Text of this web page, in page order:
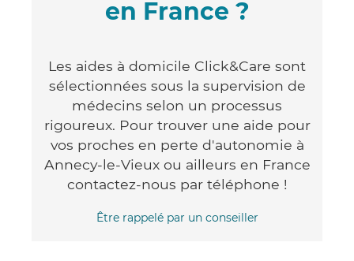
en France ?
Les aides à domicile Click&Care sont
sélectionnées sous la supervision de
médecins selon un processus
rigoureux. Pour trouver une aide pour
vos proches en perte d'autonomie à
Annecy-le-Vieux ou ailleurs en France
contactez-nous par téléphone !
Être rappelé par un conseiller